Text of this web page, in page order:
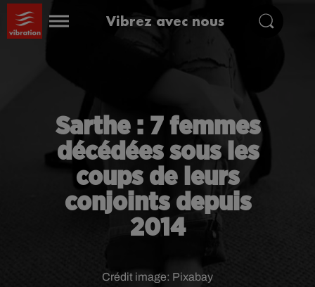
Vibrez avec nous
Sarthe : 7 femmes
décédées sous les
coups de leurs
conjoints depuis
2014
Crédit image: Pixabay